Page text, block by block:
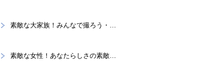
素敵な大家族！みんなで撮ろう・・・家族記念。
素敵な女性！あなたらしさの素敵を大切に！プロフィール撮影